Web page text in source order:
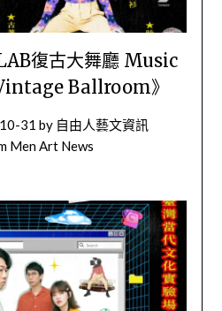
復古大舞廳 Music
Ballroom》
31 by 自由人藝文資訊
Men Art News